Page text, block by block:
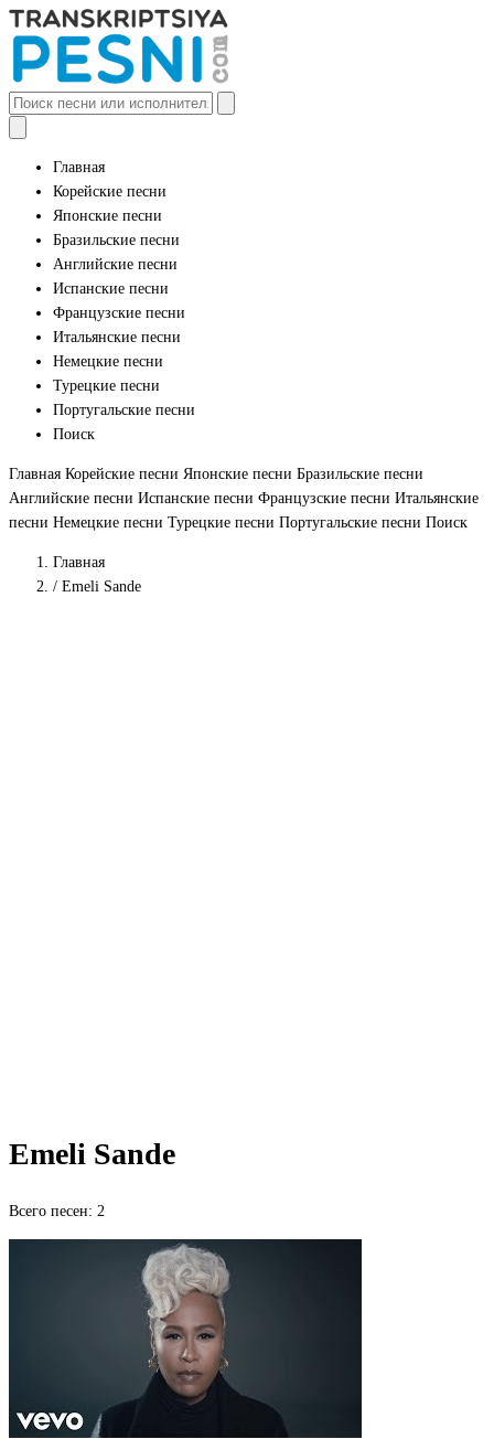
Главная
Корейские песни
Японские песни
Бразильские песни
Английские песни
Испанские песни
Французские песни
Итальянские песни
Немецкие песни
Турецкие песни
Португальские песни
Поиск
Главная Корейские песни Японские песни Бразильские песни
Английские песни Испанские песни Французские песни Итальянские
песни Немецкие песни Турецкие песни Португальские песни Поиск
Главная
/ Emeli Sande
Emeli Sande
Всего песен: 2